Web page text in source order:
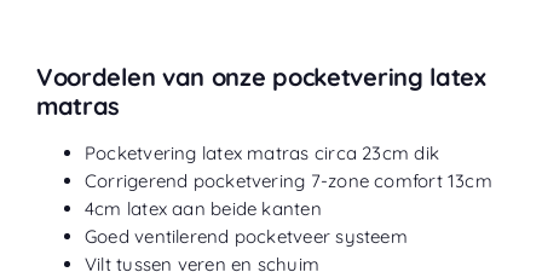
Voordelen van onze pocketvering latex
matras
Pocketvering latex matras circa 23cm dik
Corrigerend pocketvering 7-zone comfort 13cm
4cm latex aan beide kanten
Goed ventilerend pocketveer systeem
Vilt tussen veren en schuim